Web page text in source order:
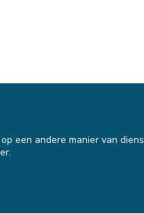
een andere manier van